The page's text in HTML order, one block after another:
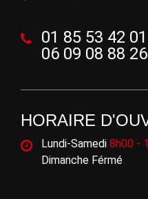
01 85 53 42 01
06 09 08 88 26
HORAIRE
Lundi-Samedi 8h00 -
Dimanche Férmé